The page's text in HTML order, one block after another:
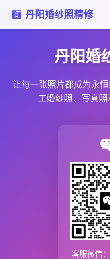
丹阳婚纱照精修
丹阳婚
让每一张照片都成为永
工婚纱照、写真
客服微信